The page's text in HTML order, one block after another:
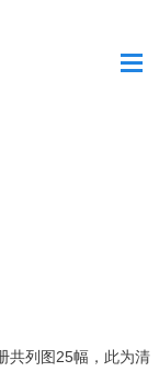
共列图25幅，此为清